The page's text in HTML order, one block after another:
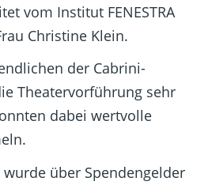
vom Institut FENESTRA
Christine Klein.
der Cabrini-
Theatervorführung sehr
dabei wertvolle
über Spendengelder